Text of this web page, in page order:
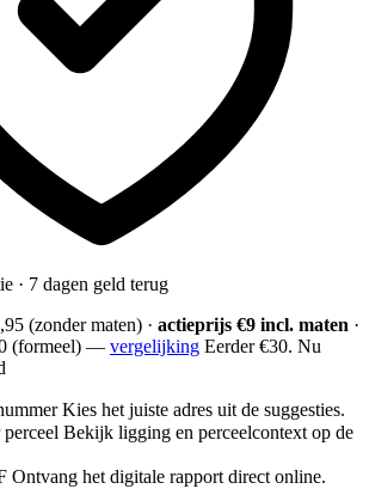
· 7 dagen geld terug
(zonder maten) · actieprijs €9 incl. maten ·
(formeel) — vergelijking Eerder €30. Nu
Kies het juiste adres uit de suggesties.
Bekijk ligging en perceelcontext op de
Ontvang het digitale rapport direct online.